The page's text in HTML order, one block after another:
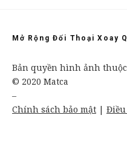
Mở Rộng Đối Thoại Xoay
Bản quyền hình ảnh
© 2020 Matca
–
Chính sách bảo mật |